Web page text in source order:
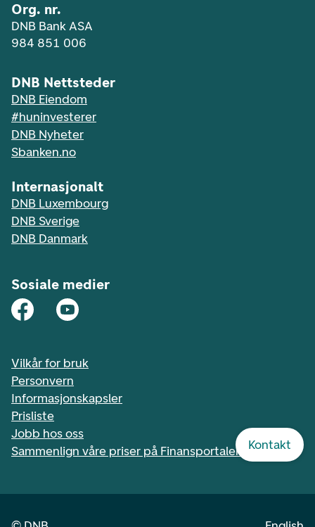
Kontakt
Org. nr.
DNB Bank ASA
984 851 006
DNB Nettsteder
DNB Eiendom
#huninvesterer
DNB Nyheter
Sbanken.no
Internasjonalt
DNB Luxembourg
DNB Sverige
DNB Danmark
Sosiale medier
Vilkår for bruk
Personvern
Informasjonskapsler
Prisliste
Jobb hos oss
Sammenlign våre priser på Finansportalen.no